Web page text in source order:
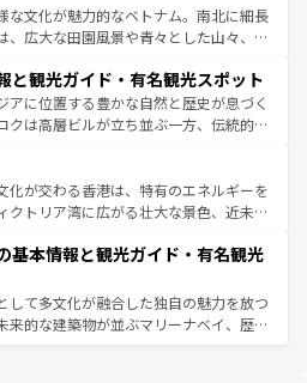
韓国料理が待っている。夜には、韓国な
イフも堪能できる。あたたかいホスピタ
わってみてほしい。 なお、新着の韓国情報はコンテンツ一
い。
な文化が魅力的なベトナム。南北に細長
、広大な田園風景や青々とした山々、世
伝統が息づく。ハノイの古い町並みやホ
ンス統治時代の建物も、独特の雰囲気を
また、バラエティの豊かさとおいしさで
インミー、ベトナムコーヒーなどは、ぜ
い。どの地域を訪れてもあたたかい人々
くれるので、きっと忘れられない旅にな
と観光ガイド・有名観光スポット
アに位置する豊かな自然と歴史が息づく
クは高層ビルが立ち並ぶ一方、伝統的な
いる。北部ではチェンマイなどの山岳地
い、南部ではプーケットやクラビの美し
ト気分を楽しむことができる。タイ料理
年中温暖で、どの季節にも異なる楽しみ
しみやすいタイの人々、仏教を中心とし
様な観光資源が、訪れる旅人を魅了し続
新着のタイ情報はコンテンツ一覧を参照して
化が交わる香港は、特有のエネルギーを
クトリア湾に広がる壮大な景色、近未来
も感動するはず。観光スポットが密集し
見どころを回れるのも魅力。息をのむよ
的な体験まで、香港を存分に楽しみ尽く
新着の香港情報はコンテンツ一覧を参照して
基本情報と観光ガイド・有名観光
して多文化が融合した独自の魅力を放つ
来的な建築物が並ぶマリーナベイ、歴史